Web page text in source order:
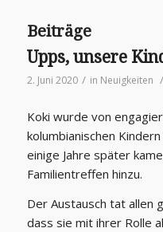
Beiträge
Upps, unsere
2. Juni 2020 / in Neuigkeiten /
Koki wurde von
kolumbianischen
einige Jahre später
Familientreffen hinzu.
Der Austausch tat allen
dass sie mit ihrer Rolle